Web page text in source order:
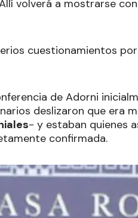
volverá a mostrarse
cuestionamientos
de Adorni
deslizaron que era
- y estaban quienes
confirmada.